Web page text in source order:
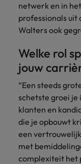
netwerk en in
professionals uit
Walters ook
Welke rol
jouw
“Een steeds
schetste groei je
klanten en
die je opbouwt
een
met
complexiteit het